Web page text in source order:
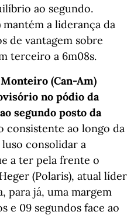
ao segundo.
a liderança da
de vantagem sobre
terceiro a 6m08s.
(Can-Am)
no pódio da
segundo posto da
consistente ao longo da
consolidar a
a ter pela frente o
(Polaris), atual líder
para já, uma margem
e 09 segundos face ao